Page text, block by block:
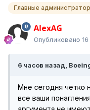
Главные
AlexAG
Опубликовано
6 часов назад,
Мне сегодня четко
все ваши